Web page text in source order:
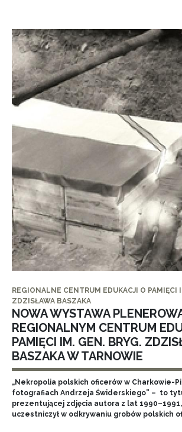
REGIONALNE CENTRUM EDUKACJI O PAMIĘCI
ZDZISŁAWA BASZAKA
NOWA WYSTAWA
REGIONALNYM CENTRUM
PAMIĘCI IM. GEN. BRYG.
BASZAKA W TARNOWIE
„Nekropolia polskich oficerów w Charkowie-
fotografiach Andrzeja Świderskiego” – to
prezentującej zdjęcia autora z lat
uczestniczył w odkrywaniu grobów polskich